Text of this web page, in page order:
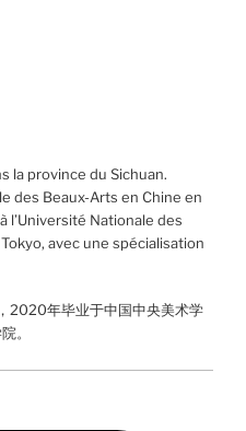
la province du Sichuan.
des Beaux-Arts en Chine en
Nationale des
avec une spécialisation
2020年毕业于中国中央美术学
。